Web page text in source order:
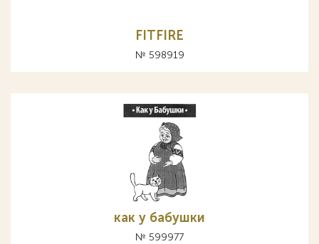
FITFIRE
№ 598919
как у бабушки
№ 599977